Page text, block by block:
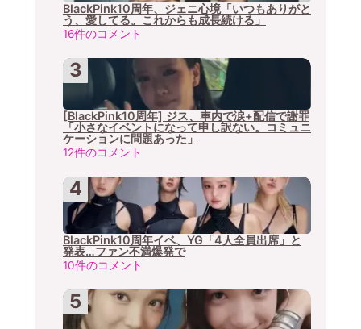
BlackPink10周年、ジェニ心境「いつもありがと
う、愛してる。これからも成長続ける」
16件のコメント
[BlackPink10周年] ジス、車内で涙+配信で謝罪
「小さなイベントになって申し訳ない。コミュニ
ケーションに問題あった」
12件のコメント
BlackPink10周年イベ、YG「4人全員出席」と
発表…ファン不満爆発で
10件のコメント